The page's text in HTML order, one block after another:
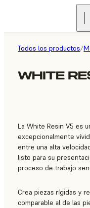
Todos los productos/
WHITE
La White Resin V5 es
excepcionalmente
entre una alta
listo para su
proceso de trabajo
Crea piezas rígidas y
comparable al de las